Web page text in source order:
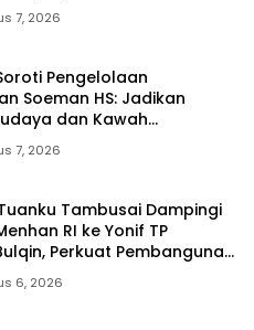
7, 2026
Pengelolaan
Soeman HS: Jadikan
dan Kawah
Intelektual
7, 2026
Tambusai Dampingi
RI ke Yonif TP
Perkuat Pembangunan
6, 2026